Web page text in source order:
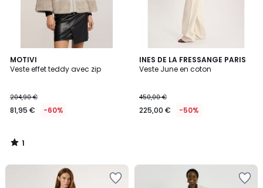
MOTIVI
Veste effet teddy avec zip
204,90 €
81,95 € -60%
1
/
1
/
INES DE LA FRESSANGE PARIS
Veste June en coton
450,00 €
225,00 € -50%